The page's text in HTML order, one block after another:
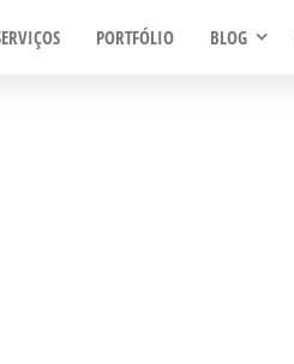
PORTFÓLIO BLOG